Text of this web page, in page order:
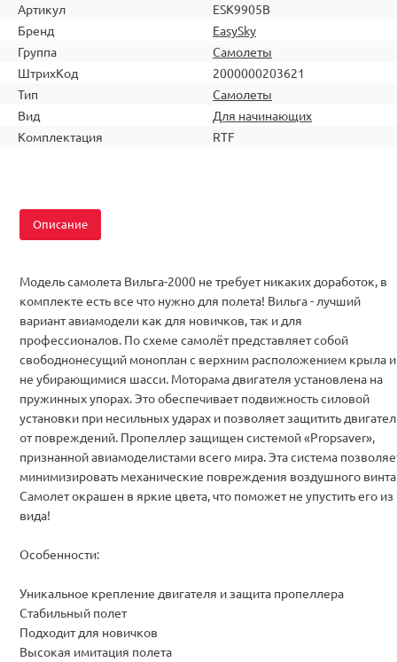
Артикул
ESK9905B
Бренд
EasySky
Группа
Самолеты
ШтрихКод
2000000203621
Тип
Самолеты
Вид
Для начинающих
Комплектация
RTF
Описание
Модель самолета Вильга-2000 не требует никаких доработок, в
комплекте есть все что нужно для полета! Вильга - лучший
вариант авиамодели как для новичков, так и для
профессионалов. По схеме самолёт представляет собой
свободнонесущий моноплан с верхним расположением крыла и
не убирающимися шасси. Моторама двигателя установлена на
пружинных упорах. Это обеспечивает подвижность силовой
установки при несильных ударах и позволяет защитить
от повреждений. Пропеллер защищен системой «Propsaver»,
признанной авиамоделистами всего мира. Эта система
минимизировать механические повреждения воздушного
Самолет окрашен в яркие цвета, что поможет не упустить его из
вида!
Особенности:
Уникальное крепление двигателя и защита пропеллера
Стабильный полет
Подходит для новичков
Высокая имитация полета